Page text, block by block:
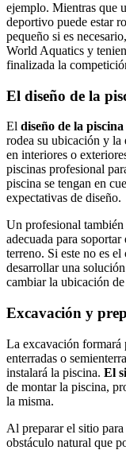
ejemplo. Mientras que
deportivo puede estar
pequeño si es
World Aquatics y
finalizada la
El diseño de la
El diseño de la piscina
rodea su ubicación y la
en interiores o
piscinas profesional
piscina se tengan en
expectativas de diseño.
Un profesional también
adecuada para
terreno. Si este no es
desarrollar una
cambiar la ubicación
Excavación y
La excavación formará
enterradas o
instalará la piscina. El
de montar la piscina,
la misma.
Al preparar el sitio
obstáculo natural que